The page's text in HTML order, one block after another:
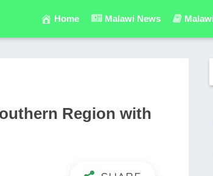
Home Malawi News
Region with